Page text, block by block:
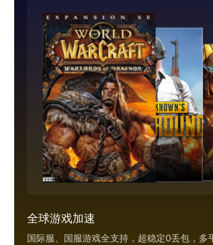
全球游戏加速
国际服、国服游戏全支持，超稳定0丢包，多